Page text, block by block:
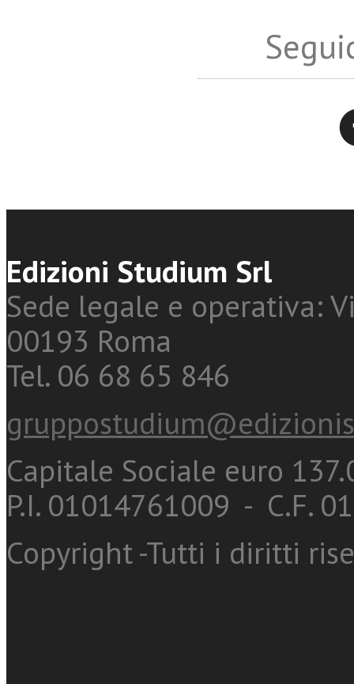
Edizioni Studium Srl
Sede legale e operativa:
00193 Roma
Tel. 06 68 65 846
Capitale Sociale euro
P.I. 01014761009 - C.F.
Copyright -Tutti i diritti